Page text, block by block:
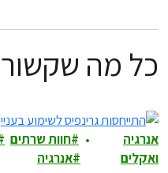
כל מה
אנרגיה
ואקלים
חוות שרתים
אנרגיה